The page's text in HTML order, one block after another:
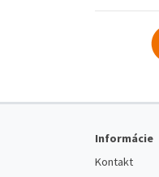
Informácie
Kontakt